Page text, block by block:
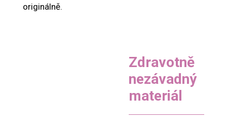
originálně.
Zdravotně
nezávadný
materiál